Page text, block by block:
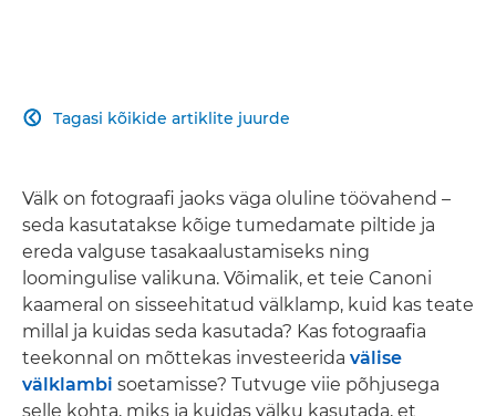
Tagasi kõikide artiklite juurde

Välk on fotograafi jaoks väga oluline töövahend –
seda kasutatakse kõige tumedamate piltide ja
ereda valguse tasakaalustamiseks ning
loomingulise valikuna. Võimalik, et teie Canoni
kaameral on sisseehitatud välklamp, kuid kas teate
millal ja kuidas seda kasutada? Kas fotograafia
teekonnal on mõttekas investeerida välise
välklambi soetamisse? Tutvuge viie põhjusega
selle kohta, miks ja kuidas välku kasutada, et